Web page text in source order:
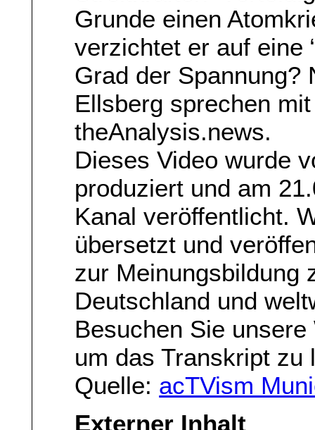
Grunde einen
verzichtet er auf eine
Grad der Spannung?
Ellsberg sprechen
theAnalysis.news.
Dieses Video wurde
produziert und am
Kanal veröffentlicht.
übersetzt und
zur Meinungsbildung
Deutschland und
Besuchen Sie
um das Transkript zu
Quelle: acTVism
Externer Inhalt